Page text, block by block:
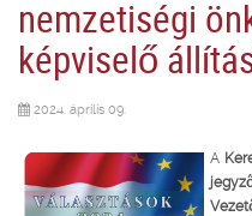
nemzetiségi
képviselő
2024. április 09.
A